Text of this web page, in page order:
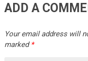
ADD A
Your email address will
marked *